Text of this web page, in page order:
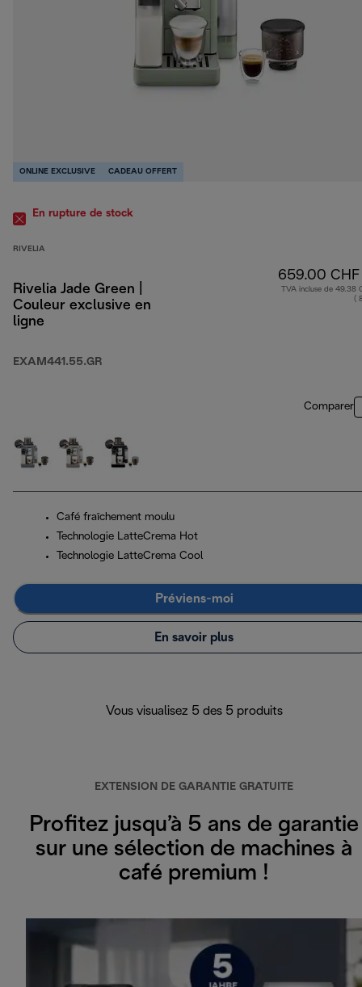
ONLINE EXCLUSIVE CADEAU OFFERT
En rupture de stock
RIVELIA
Rivelia Jade Green |
Couleur exclusive en
ligne
EXAM441.55.GR
659.00 CHF
TVA incluse de 49.38
(
Comparer
Café fraîchement moulu
Technologie LatteCrema Hot
Technologie LatteCrema Cool
Préviens-moi
En savoir plus
Vous visualisez 5 des 5 produits
EXTENSION DE GARANTIE GRATUITE
Profitez jusqu’à 5 ans de garantie
sur une sélection de machines à
café premium !